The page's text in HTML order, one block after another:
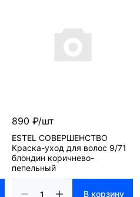
890 ₽/шт
ESTEL СОВЕРШЕНСТВО
Краска-уход для волос 9/71
блондин коричнево-
пепельный
В корзину